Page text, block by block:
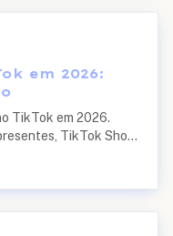
em 2026:
TikTok em 2026.
TikTok Shop